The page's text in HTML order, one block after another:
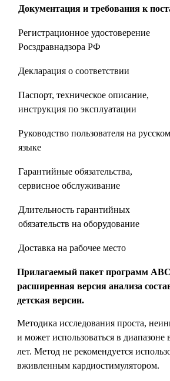
Документация и требования к
Регистрационное удостоверение
Росздравнадзора РФ
Декларация о соответствии
Паспорт, техническое описание,
инструкция по эксплуатации
Руководство пользователя на русском
языке
Гарантийные обязательства,
сервисное обслуживание
Длительность гарантийных
обязательств на оборудование
Доставка на рабочее место
Прилагаемый пакет программ
расширенная версия анализа
детская версии.
Методика исследования проста,
и может использоваться в диапазоне
лет. Метод не рекомендуется
вживленным кардиостимулятором.